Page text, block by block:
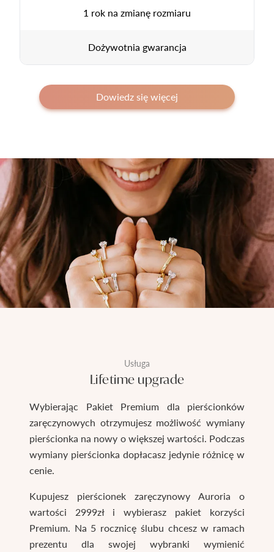
1 rok na zmianę rozmiaru
Dożywotnia gwarancja
Dowiedz się więcej
Usługa
Lifetime upgrade
Wybierając Pakiet Premium dla pierścionków
zaręczynowych otrzymujesz możliwość wymiany
pierścionka na nowy o większej wartości. Podczas
wymiany pierścionka dopłacasz jedynie różnicę w
cenie.
Kupujesz pierścionek zaręczynowy Auroria o
wartości 2999zł i wybierasz pakiet korzyści
Premium. Na 5 rocznicę ślubu chcesz w ramach
prezentu dla swojej wybranki wymienić